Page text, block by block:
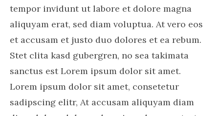
tempor invidunt ut labore et dolore magna
aliquyam erat, sed diam voluptua. At vero eos
et accusam et justo duo dolores et ea rebum.
Stet clita kasd gubergren, no sea takimata
sanctus est Lorem ipsum dolor sit amet.
Lorem ipsum dolor sit amet, consetetur
sadipscing elitr, At accusam aliquyam diam